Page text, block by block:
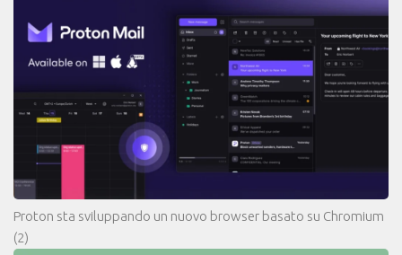
Proton sta sviluppando un nuovo browser basato su Chromium
(2)